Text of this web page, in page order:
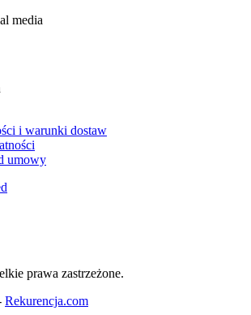
media
i warunki dostaw
umowy
prawa zastrzeżone.
Rekurencja.com